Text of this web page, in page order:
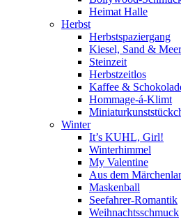
Heimat Halle
Herbst
Herbstspaziergang
Kiesel, Sand & Meer
Steinzeit
Herbstzeitlos
Kaffee &
Hommage-á-Klimt
Winter
It’s KUHL, Girl!
Winterhimmel
My Valentine
Aus dem
Maskenball
Seefahrer-Romantik
Weihnachtsschmuck